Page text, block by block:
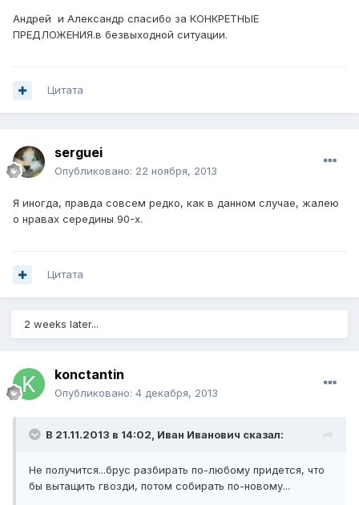
Андрей и Александр спасибо за КОНКРЕТНЫЕ
ПРЕДЛОЖЕНИЯ.в безвыходной ситуации.
Цитата
serguei
Опубликовано: 22 ноября, 2013
Я иногда, правда совсем редко, как в данном случае, жалею
о нравах середины 90-х.
Цитата
2 weeks later...
konctantin
Опубликовано: 4 декабря, 2013
В 21.11.2013 в 14:02, Иван Иванович сказал:
Не получится...брус разбирать по-любому придется, что
бы вытащить гвозди, потом собирать по-новому...